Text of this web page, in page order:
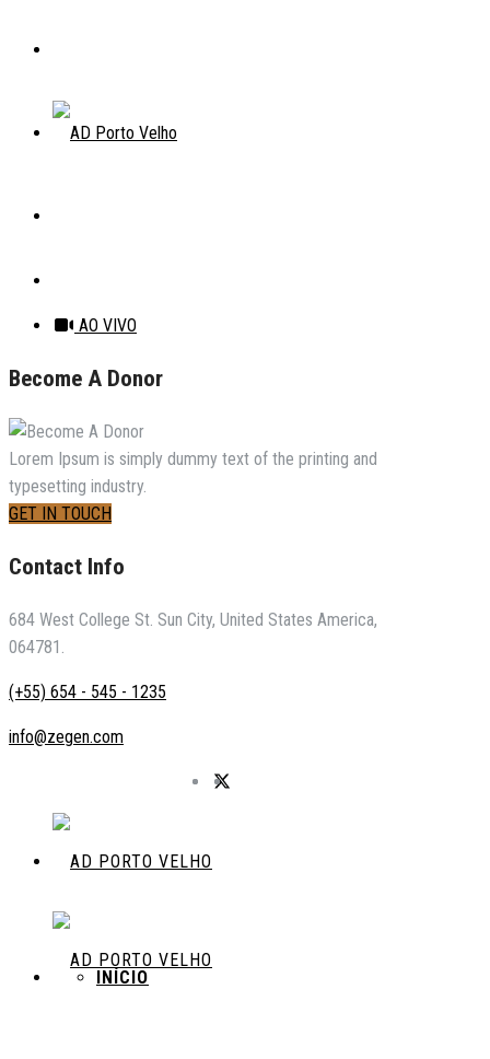
AO VIVO
Become A Donor
Lorem Ipsum is simply dummy text of the printing and
typesetting industry.
GET IN TOUCH
Contact Info
684 West College St. Sun City, United States America,
064781.
(+55) 654 - 545 - 1235
info@zegen.com
INÍCIO